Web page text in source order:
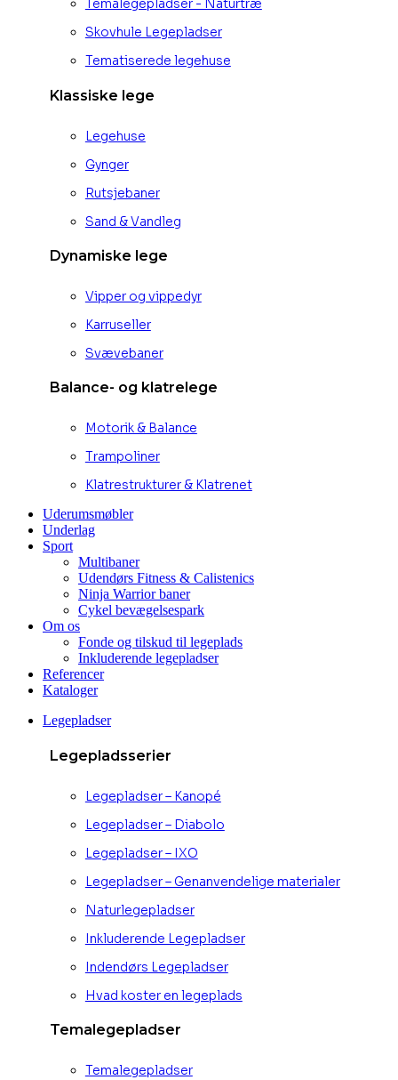
Temalegepladser - Naturtræ
Skovhule Legepladser
Tematiserede legehuse
Klassiske lege
Legehuse
Gynger
Rutsjebaner
Sand & Vandleg
Dynamiske lege
Vipper og vippedyr
Karruseller
Svævebaner
Balance- og klatrelege
Motorik & Balance
Trampoliner
Klatrestrukturer & Klatrenet
Uderumsmøbler
Underlag
Sport
Multibaner
Udendørs Fitness & Calistenics
Ninja Warrior baner
Cykel bevægelsespark
Om os
Fonde og tilskud til legeplads
Inkluderende legepladser
Referencer
Kataloger
Legepladser
Legepladsserier
Legepladser – Kanopé
Legepladser – Diabolo
Legepladser – IXO
Legepladser – Genanvendelige materialer
Naturlegepladser
Inkluderende Legepladser
Indendørs Legepladser
Hvad koster en legeplads
Temalegepladser
Temalegepladser